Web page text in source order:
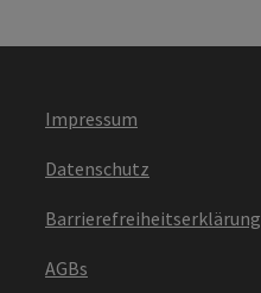
Impressum
Datenschutz
Barrierefreiheitserklärung
AGBs